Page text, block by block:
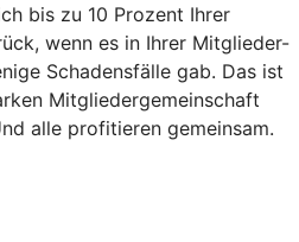
bis zu 10 Prozent Ihrer
wenn es in Ihrer Mitglieder-
Schadensfälle gab. Das ist
Mitgliedergemeinschaft
alle profitieren gemeinsam.